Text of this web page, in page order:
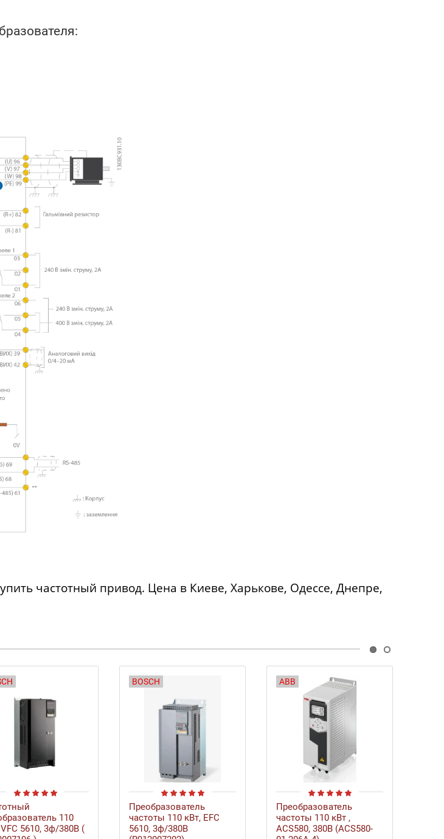
частотный привод. Цена в Киеве, Харькове, Одессе, Днепре,
110
VFC 5610, 3ф/380В (
BOSCH
Преобразователь
частоты 110 кВт, EFC
5610, 3ф/380В
ABB
Преобразователь
частоты 110 кВт ,
ACS580, 380В (ACS580-